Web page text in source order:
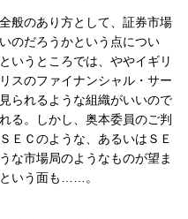
般のあり方として、証券市場
のだろうかという点につい
いうところでは、ややイギリ
スのファイナンシャル・サー
られるような組織がいいので
る。しかし、奥本委員のご判
ＥＣのような、あるいはＳＥ
な市場局のようなものが望ま
いう面も……。